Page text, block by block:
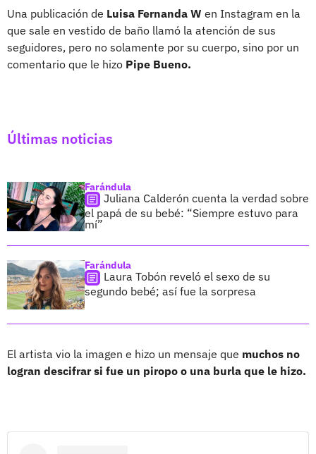
Una publicación de Luisa Fernanda W en Instagram en la
que sale en vestido de baño llamó la atención de sus
seguidores, pero no solamente por su cuerpo, sino por un
comentario que le hizo Pipe Bueno.
Últimas noticias
Farándula
Juliana Calderón cuenta la verdad sobre
el papá de su bebé: “Siempre estuvo para
mí”
Farándula
Laura Tobón reveló el sexo de su
segundo bebé; así fue la sorpresa
El artista vio la imagen e hizo un mensaje que muchos no
logran descifrar si fue un piropo o una burla que le hizo.